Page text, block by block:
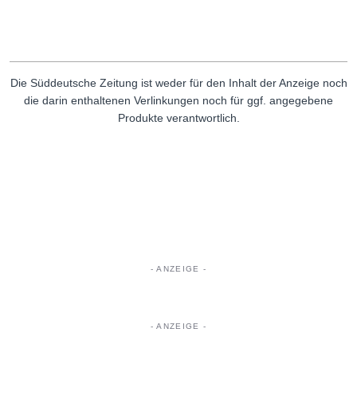
Die Süddeutsche Zeitung ist weder für den Inhalt der Anzeige noch
die darin enthaltenen Verlinkungen noch für ggf. angegebene
Produkte verantwortlich.